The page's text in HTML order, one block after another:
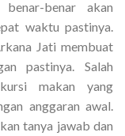
benar-benar akan
waktu pastinya.
Jati membuat
pastinya. Salah
makan yang
anggaran awal.
tanya jawab dan